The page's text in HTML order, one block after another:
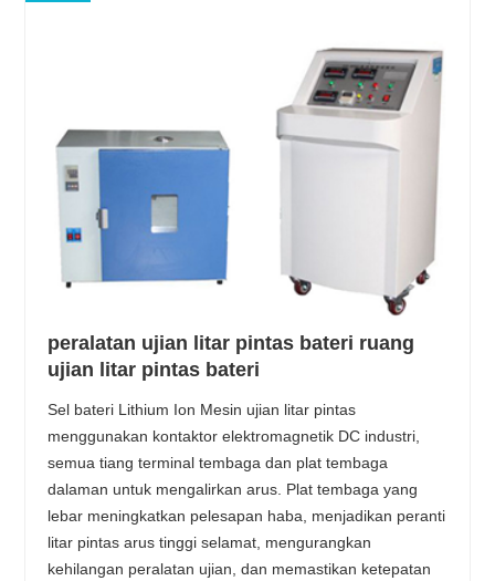
peralatan ujian litar pintas bateri ruang
ujian litar pintas bateri
Sel bateri Lithium Ion Mesin ujian litar pintas
menggunakan kontaktor elektromagnetik DC industri,
semua tiang terminal tembaga dan plat tembaga
dalaman untuk mengalirkan arus. Plat tembaga yang
lebar meningkatkan pelesapan haba, menjadikan peranti
litar pintas arus tinggi selamat, mengurangkan
kehilangan peralatan ujian, dan memastikan ketepatan